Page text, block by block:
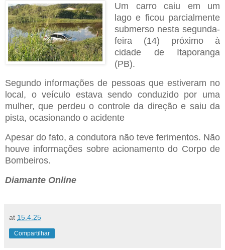
Um carro caiu em um
lago e ficou parcialmente
submerso nesta segunda-
feira (14) próximo à
cidade de Itaporanga
(PB).
Segundo informações de pessoas que estiveram no
local, o veículo estava sendo conduzido por uma
mulher, que perdeu o controle da direção e saiu da
pista, ocasionando o acidente
Apesar do fato, a condutora não teve ferimentos. Não
houve informações sobre acionamento do Corpo de
Bombeiros.
Diamante Online
at 15.4.25
Compartilhar